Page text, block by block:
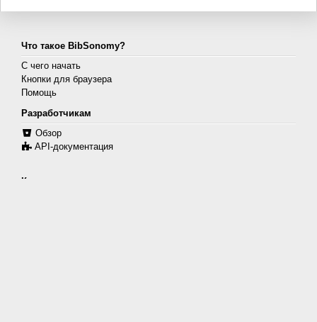
Что такое BibSonomy?
С чего начать
Кнопки для браузера
Помощь
Разработчикам
Обзор
API-документация
Контакт и защита личных данных